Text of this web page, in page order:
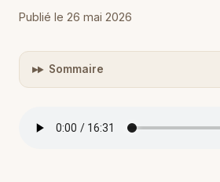
Publié le 26 mai 2026
Sommaire